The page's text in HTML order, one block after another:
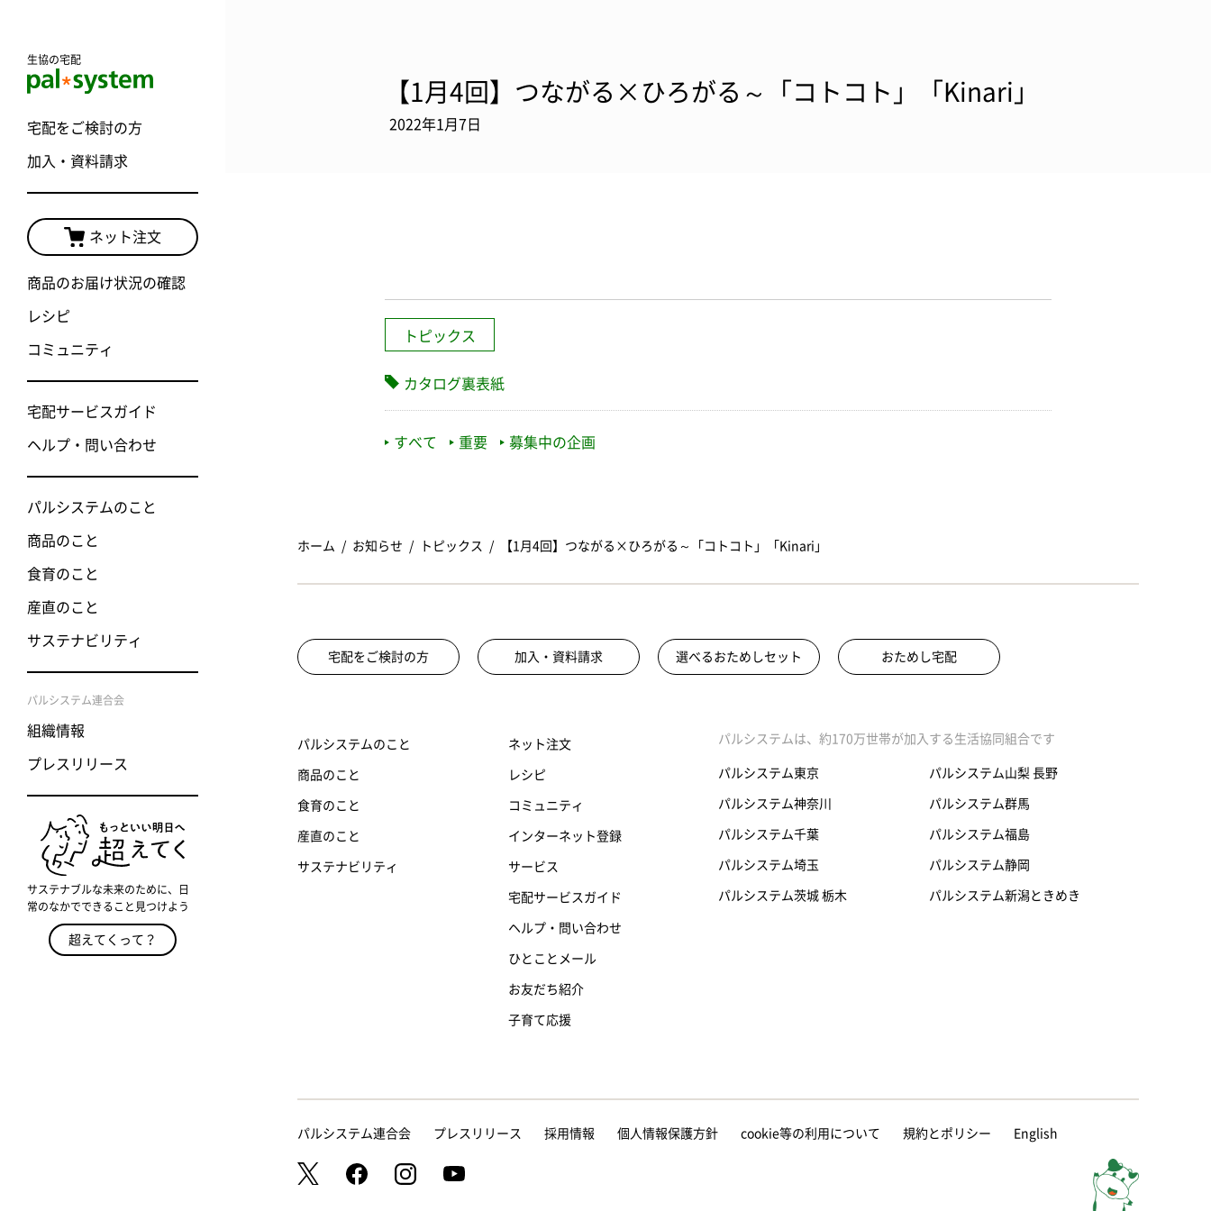
生協の宅配
宅配をご検討の方
加入・資料請求
ネット注文
商品のお届け状況の確認
レシピ
コミュニティ
宅配サービスガイド
ヘルプ・問い合わせ
パルシステムのこと
商品のこと
食育のこと
産直のこと
サステナビリティ
パルシステム連合会
組織情報
プレスリリース
サステナブルな未来のために、日
常のなかでできること見つけよう
超えてくって？
【1月4回】つながる×ひろがる～「コトコト」「Kinari」
2022年1月7日
トピックス
カタログ裏表紙
すべて 重要 募集中の企画
ホーム お知らせ トピックス 【1月4回】つながる×ひろがる～「コトコト」「Kinari」
宅配をご検討の方 加入・資料請求 選べるおためしセット おためし宅配
パルシステムのこと
商品のこと
食育のこと
産直のこと
サステナビリティ
ネット注文
レシピ
コミュニティ
インターネット登録
サービス
宅配サービスガイド
ヘルプ・問い合わせ
ひとことメール
お友だち紹介
子育て応援
パルシステムは、約170万世帯が加入する生活協同組合です
パルシステム東京
パルシステム神奈川
パルシステム千葉
パルシステム埼玉
パルシステム茨城 栃木
パルシステム山梨 長野
パルシステム群馬
パルシステム福島
パルシステム静岡
パルシステム新潟ときめき
パルシステム連合会 プレスリリース 採用情報 個人情報保護方針 cookie等の利用について 規約とポリシー English